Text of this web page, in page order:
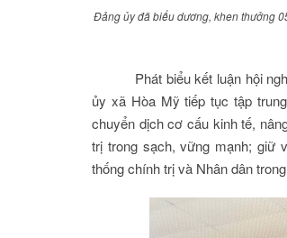
Đảng ủy đã biểu dương, khen thưởng
Phát biểu kết luận hội
ủy xã Hòa Mỹ tiếp tục tập
chuyển dịch cơ cấu kinh tế,
trị trong sạch, vững mạnh; giữ
thống chính trị và Nhân dân